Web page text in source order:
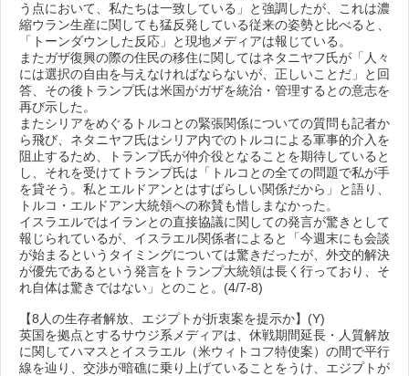
う点において、私たちは一致している」と強調したが、これは濃
縮ウラン生産に関しても猛反発している従来の姿勢と比べると、
「トーンダウンした反応」と現地メディアは報じている。
またガザ復興の際の住民の移住に関してはネタニヤフ氏が「人々
には選択の自由を与えなければならないが、正しいことだ」と回
答、その後トランプ氏は米国がガザを統治・管理するとの意志を
再び示した。
またシリアをめぐるトルコとの緊張関係についての質問も記者か
ら飛び、ネタニヤフ氏はシリア内でのトルコによる軍事的介入を
阻止するため、トランプ氏が仲介役となることを期待していると
し、それを受けてトランプ氏は「トルコとの全ての問題で私が手
を貸そう。私とエルドアンとはすばらしい関係だから」と語り、
トルコ・エルドアン大統領への称賛も惜しまなかった。
イスラエルではイランとの直接協議に関しての発言が驚きとして
報じられているが、イスラエル関係者によると「今週末にも会談
が始まるというタイミングについては驚きだったが、外交的解決
が優先であるという発言をトランプ大統領は長く行っており、そ
れ自体は驚きではない」とのこと。(4/7-8)
【8人の生存者解放、エジプトが折衷案を提示か】(Y)
英国を拠点とするサウジ系メディアは、休戦期間延長・人質解放
に関してハマスとイスラエル（米ウィトコフ特使案）の間で平行
線を辿り、交渉が暗礁に乗り上げていることをうけ、エジプトが